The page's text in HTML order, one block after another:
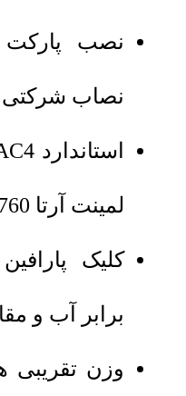
نصاب
لمینت آرتا 760
کلیک
برابر آب و
وزن تقریبی